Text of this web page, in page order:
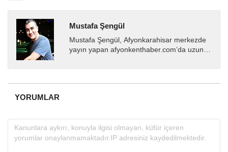
Mustafa Şengül
Mustafa Şengül, Afyonkarahisar merkezde
yayın yapan afyonkenthaber.com’da uzun
almakta, haber akışı...
YORUMLAR